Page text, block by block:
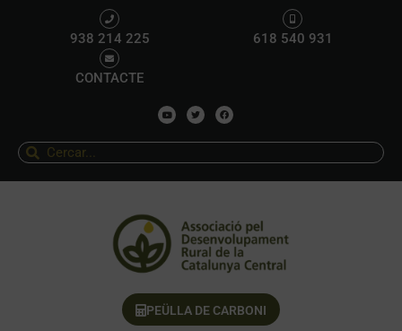
938 214 225 618 540 931
CONTACTE
PEÜLLA DE CARBONI